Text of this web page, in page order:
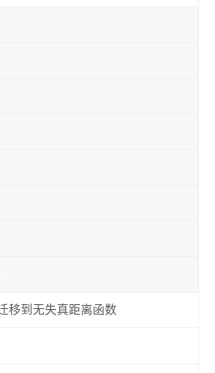
移到无失真距离函数